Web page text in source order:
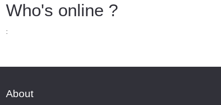
Who's online ?
:
About